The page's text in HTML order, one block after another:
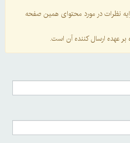
نظرات در مورد محتوای همین صفحه
بر عهده ارسال کننده آن است.